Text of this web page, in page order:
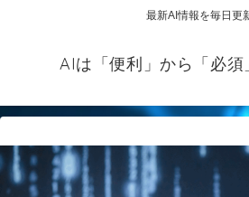
最新AI情報を毎日更
AIは「便利」から「必須